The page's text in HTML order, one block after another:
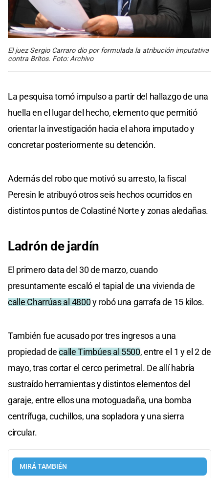
El juez Sergio Carraro dio por formulada la atribución imputativa
contra Britos. Foto: Archivo
La pesquisa tomó impulso a partir del hallazgo de una
huella en el lugar del hecho, elemento que permitió
orientar la investigación hacia el ahora imputado y
concretar posteriormente su detención.
Además del robo que motivó su arresto, la fiscal
Peresin le atribuyó otros seis hechos ocurridos en
distintos puntos de Colastiné Norte y zonas aledañas.
Ladrón de jardín
El primero data del 30 de marzo, cuando
presuntamente escaló el tapial de una vivienda de
calle Charrúas al 4800y robó una garrafa de 15 kilos.
También fue acusado por tres ingresos a una
propiedad decalle Timbúes al 5500, entre el 1 y el 2 de
mayo, tras cortar el cerco perimetral. De allí habría
sustraído herramientas y distintos elementos del
garaje, entre ellos una motoguadaña, una bomba
centrífuga, cuchillos, una sopladora y una sierra
circular.
MIRÁ TAMBIÉN